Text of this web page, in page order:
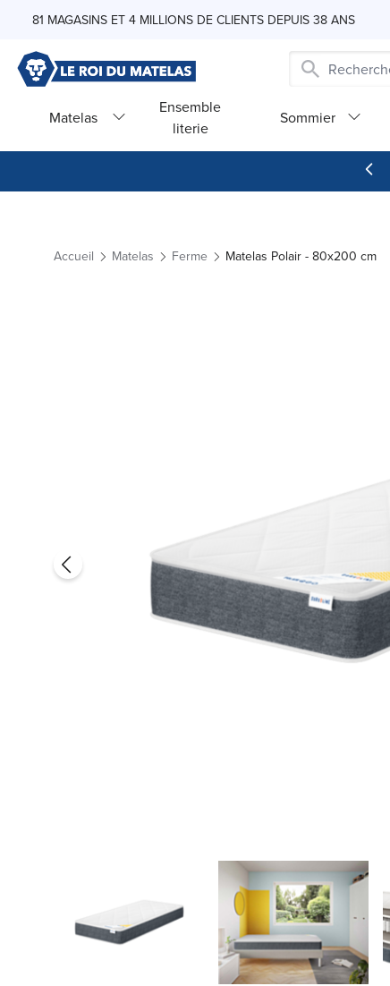
81 MAGASINS ET 4 MILLIONS DE CLIENTS DEPUIS 38 ANS
Matelas
Ensemble
literie
Sommier
Accueil Matelas Ferme Matelas Polair - 80x200 cm